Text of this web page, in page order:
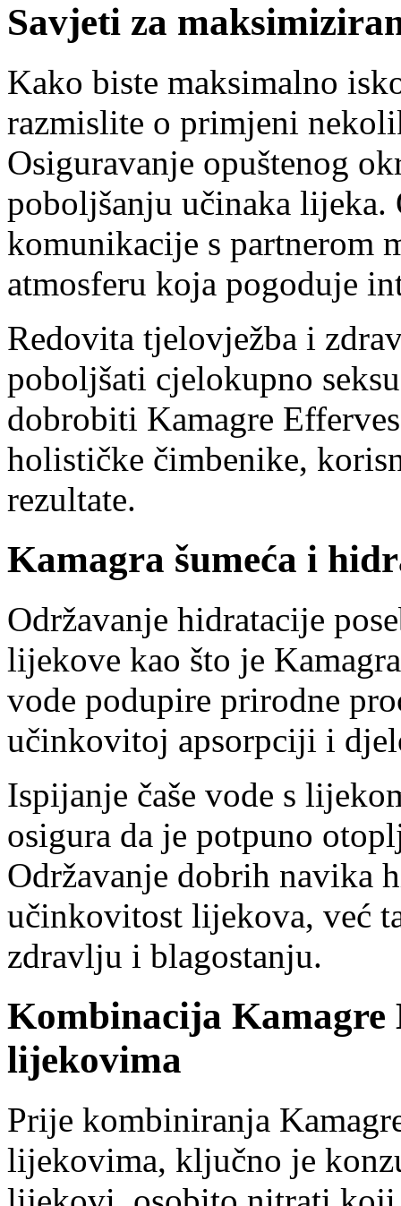
Savjeti za
Kako biste maksimalno
razmislite o primjeni
Osiguravanje opuštenog
poboljšanju učinaka lijeka.
komunikacije s partnerom
atmosferu koja pogoduje
Redovita tjelovježba i
poboljšati cjelokupno
dobrobiti Kamagre
holističke čimbenike,
rezultate.
Kamagra šumeća i
Održavanje hidratacije
lijekove kao što je
vode podupire prirodne
učinkovitoj apsorpciji i
Ispijanje čaše vode s
osigura da je potpuno
Održavanje dobrih navika
učinkovitost lijekova, već
zdravlju i blagostanju.
Kombinacija Kamagre
lijekovima
Prije kombiniranja
lijekovima, ključno je